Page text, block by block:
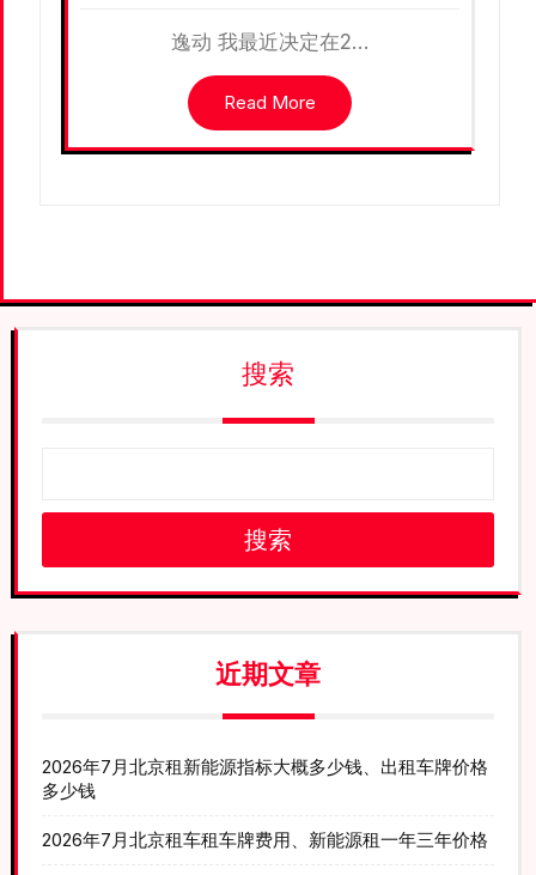
逸动 我最近决定在2…
Read More
搜索
搜索
近期文章
2026年7月北京租新能源指标大概多少钱、出租车牌价格
多少钱
2026年7月北京租车租车牌费用、新能源租一年三年价格